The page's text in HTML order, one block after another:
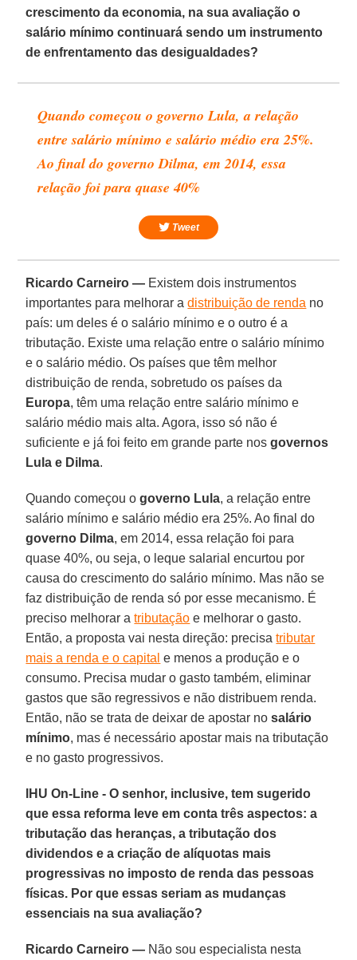
crescimento da economia, na sua avaliação o
salário mínimo continuará sendo um instrumento
de enfrentamento das desigualdades?
Quando começou o governo Lula, a relação
entre salário mínimo e salário médio era 25%.
Ao final do governo Dilma, em 2014, essa
relação foi para quase 40%
Tweet
Ricardo Carneiro — Existem dois instrumentos
importantes para melhorar adistribuição de renda no
país: um deles é o salário mínimo e o outro é a
tributação. Existe uma relação entre o salário mínimo
e o salário médio. Os países que têm melhor
distribuição de renda, sobretudo os países da
Europa, têm uma relação entre salário mínimo e
salário médio mais alta. Agora, isso só não é
suficiente e já foi feito em grande parte nosgovernos
Lula e Dilma.
Quando começou ogoverno Lula, a relação entre
salário mínimo e salário médio era 25%. Ao final do
governo Dilma, em 2014, essa relação foi para
quase 40%, ou seja, o leque salarial encurtou por
causa do crescimento do salário mínimo. Mas não se
faz distribuição de renda só por esse mecanismo. É
preciso melhorar atributação e melhorar o gasto.
Então, a proposta vai nesta direção: precisatributar
mais a renda e o capital e menos a produção e o
consumo. Precisa mudar o gasto também, eliminar
gastos que são regressivos e não distribuem renda.
Então, não se trata de deixar de apostar nosalário
mínimo, mas é necessário apostar mais na tributação
e no gasto progressivos.
IHU On-Line - O senhor, inclusive, tem sugerido
que essa reforma leve em conta três aspectos: a
tributação das heranças, a tributação dos
dividendos e a criação de alíquotas mais
progressivas no imposto de renda das pessoas
físicas. Por que essas seriam as mudanças
essenciais na sua avaliação?
Ricardo Carneiro — Não sou especialista nesta